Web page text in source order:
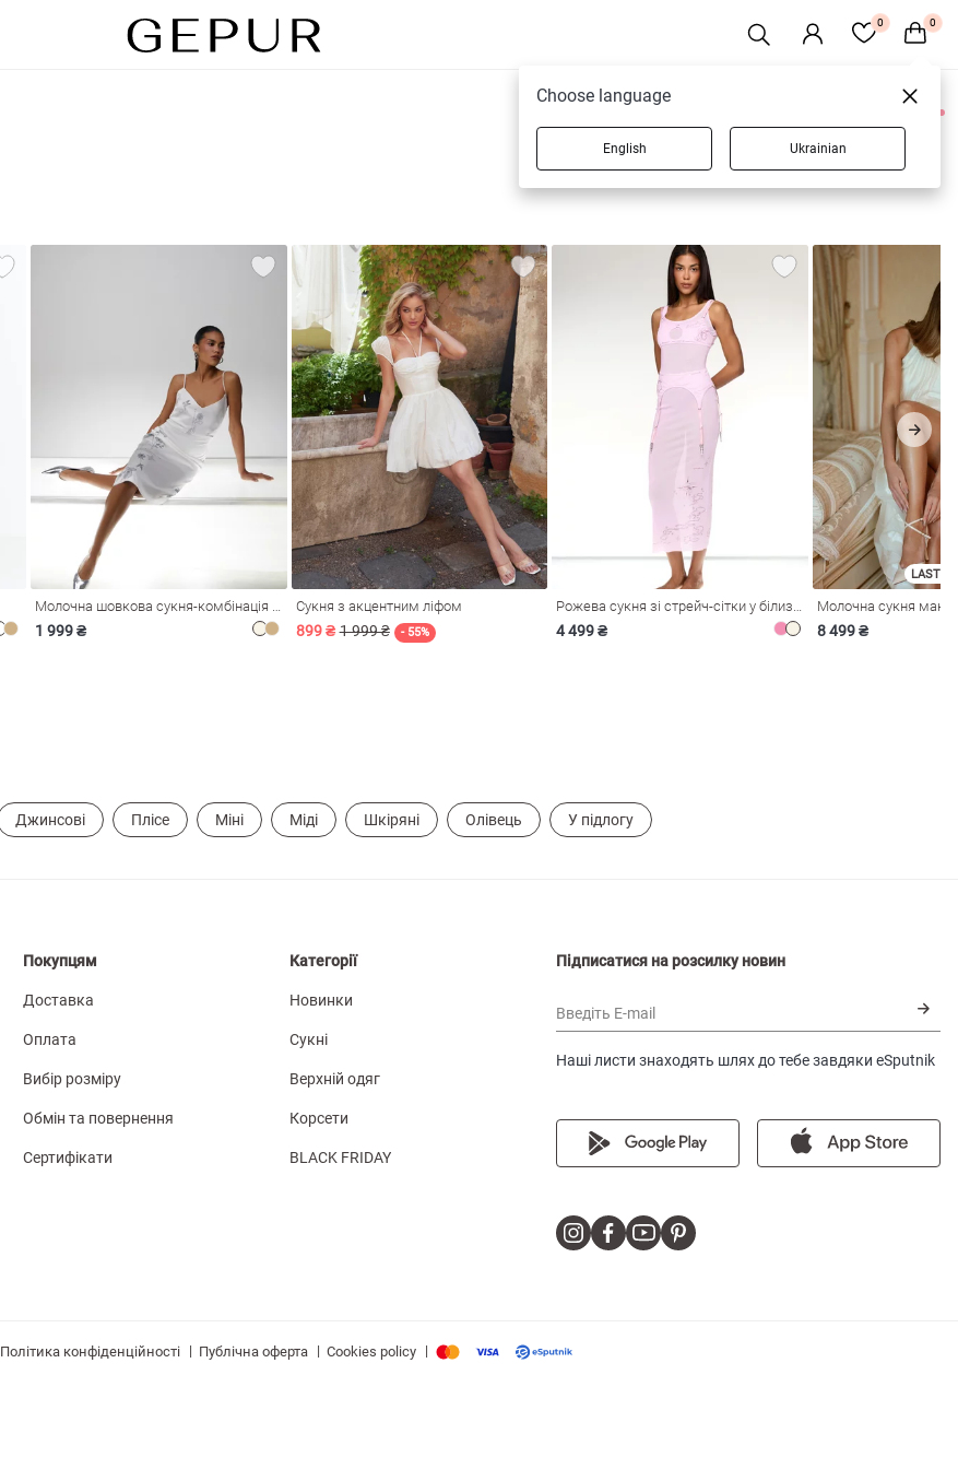
0 0
0 товарів
1 999 ₴
Сукня з акцентним ліфом
899 ₴ 1 999 ₴ - 55% 4 499 ₴
LAST
8 499 ₴
Джинсові Плісе Міні Міді Шкіряні Олівець У підлогу
Покупцям
Доставка
Оплата
Вибір розміру
Обмін та повернення
Сертифікати
Категорії
Новинки
Сукні
Верхній одяг
Корсети
BLACK FRIDAY
Підписатися на розсилку новин
Введіть E-mail
Наші листи знаходять шлях до тебе завдяки eSputnik
Політика конфіденційності | Публічна оферта | Cookies policy |
Choose language
English Ukrainian